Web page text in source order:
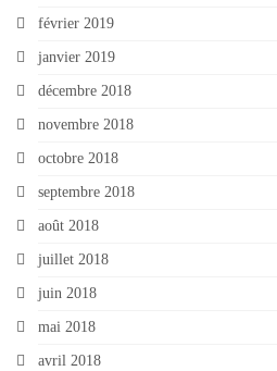
février 2019
janvier 2019
décembre 2018
novembre 2018
octobre 2018
septembre 2018
août 2018
juillet 2018
juin 2018
mai 2018
avril 2018